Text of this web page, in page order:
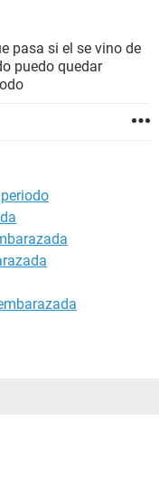
pasa si el se vino de
puedo quedar